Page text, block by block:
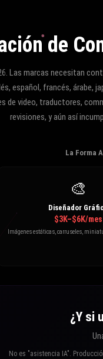
de
Las marcas necesitan
español, francés, árabe,
de video, traductores,
revisiones, y aún así
La Forma
🎨
Diseñador
$3K–$6K/mes
Imágenes estáticas, carruseles,
¿Y si
No es "asistencia IA".